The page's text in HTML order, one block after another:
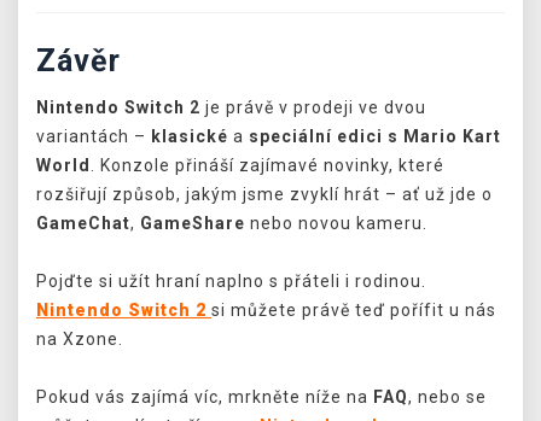
Závěr
Nintendo Switch 2 je právě v prodeji ve dvou
variantách – klasické a speciální edici s Mario Kart
World
. Konzole přináší zajímavé novinky, které
rozšiřují způsob, jakým jsme zvyklí hrát – ať už jde o
GameChat, GameShare nebo novou kameru.
Pojďte si užít hraní naplno s přáteli i rodinou.
Nintendo Switch 2 si můžete právě teď pořífit u nás
na Xzone.
Pokud vás zajímá víc, mrkněte níže na FAQ, nebo se